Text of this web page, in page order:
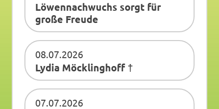
Löwennachwuchs sorgt für
große Freude
08.07.2026
Lydia Möcklinghoff †
07.07.2026